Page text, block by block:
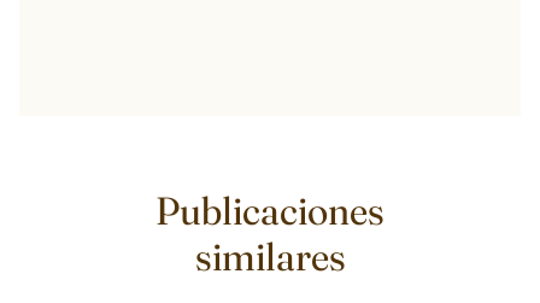
Publicaciones
similares